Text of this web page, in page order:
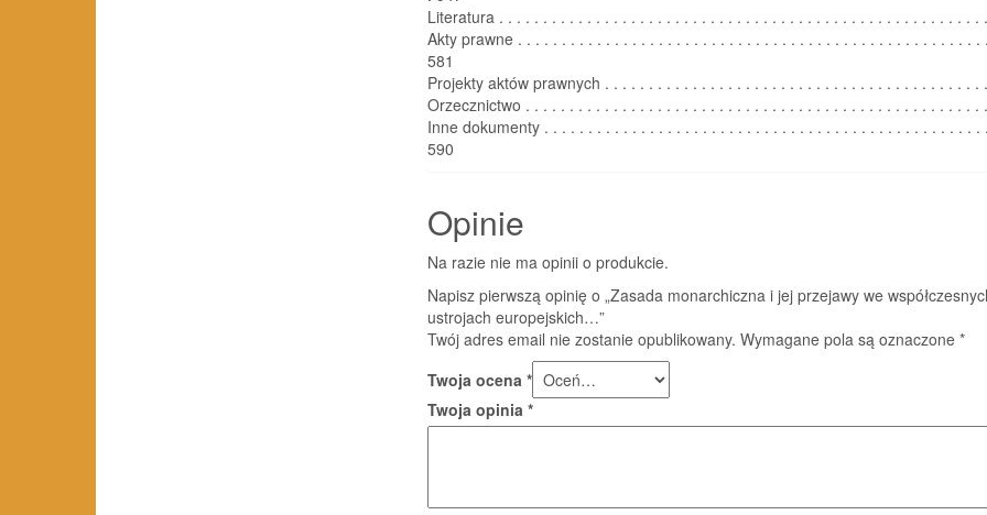
Literatura . . . . . . . . . . . . . . . . . . . . . . . . . . . . . . . . . . . . . . . . . . . . . . . . . . . . . . .
Akty prawne . . . . . . . . . . . . . . . . . . . . . . . . . . . . . . . . . . . . . . . . . . . . . . . . . . . . .
581
Projekty aktów prawnych . . . . . . . . . . . . . . . . . . . . . . . . . . . . . . . . . . . . . . . . . . .
Orzecznictwo . . . . . . . . . . . . . . . . . . . . . . . . . . . . . . . . . . . . . . . . . . . . . . . . . . . .
Inne dokumenty . . . . . . . . . . . . . . . . . . . . . . . . . . . . . . . . . . . . . . . . . . . . . . . . . .
590
Opinie
Na razie nie ma opinii o produkcie.
Napisz pierwszą opinię o „Zasada monarchiczna i jej przejawy we
ustrojach europejskich…”
Twój adres email nie zostanie opublikowany. Wymagane pola są oznaczone *
Twoja ocena *
Twoja opinia *